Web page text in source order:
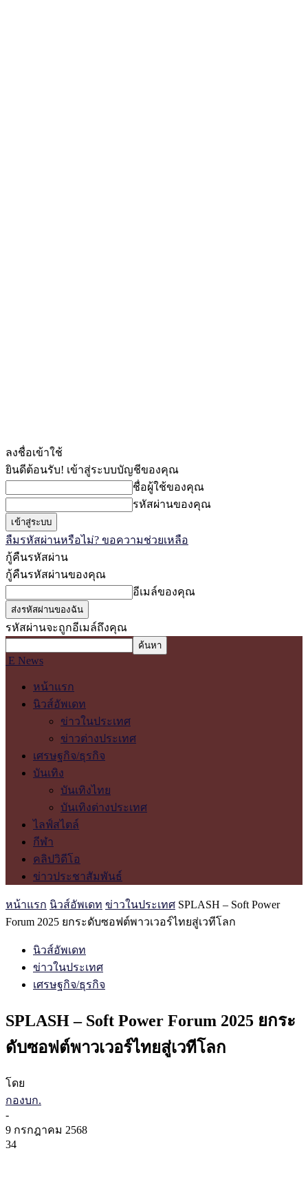
ลงชื่อเข้าใช้
ยินดีต้อนรับ! เข้าสู่ระบบบัญชีของคุณ
ชื่อผู้ใช้ของคุณ
รหัสผ่านของคุณ
ลืมรหัสผ่านหรือไม่? ขอความช่วยเหลือ
กู้คืนรหัสผ่าน
กู้คืนรหัสผ่านของคุณ
อีเมล์ของคุณ
รหัสผ่านจะถูกอีเมล์ถึงคุณ
E News
หน้าแรก
นิวส์อัพเดท
ข่าวในประเทศ
ข่าวต่างประเทศ
เศรษฐกิจ/ธุรกิจ
บันเทิง
บันเทิงไทย
บันเทิงต่างประเทศ
ไลฟ์สไตล์
กีฬา
คลิปวิดีโอ
ข่าวประชาสัมพันธ์
หน้าแรก นิวส์อัพเดท ข่าวในประเทศ SPLASH – Soft Power
Forum 2025 ยกระดับซอฟต์พาวเวอร์ไทยสู่เวทีโลก
นิวส์อัพเดท
ข่าวในประเทศ
เศรษฐกิจ/ธุรกิจ
SPLASH – Soft Power Forum 2025 ยกระ
ดับซอฟต์พาวเวอร์ไทยสู่เวทีโลก
โดย
กองบก.
-
9 กรกฎาคม 2568
34